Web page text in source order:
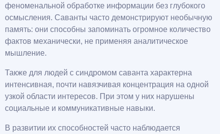
феноменальной обработке информации без глубокого
осмысления. Саванты часто демонстрируют необычную
память: они способны запоминать огромное количество
фактов механически, не применяя аналитическое
мышление.
Также для людей с синдромом саванта характерна
интенсивная, почти навязчивая концентрация на одной
узкой области интересов. При этом у них нарушены
социальные и коммуникативные навыки.
В развитии их способностей часто наблюдается